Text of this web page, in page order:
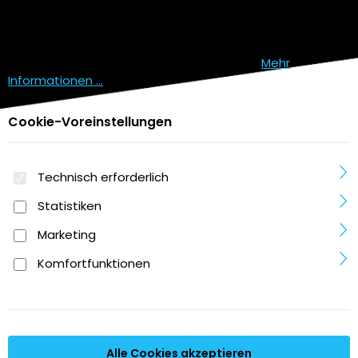
Mehr
Informationen ...
Cookie-Voreinstellungen
Technisch erforderlich
Statistiken
Marketing
Komfortfunktionen
Alle Cookies akzeptieren